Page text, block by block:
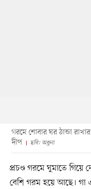
গরমে শোবার ঘর ঠান্ডা
দীপ
ছবি: অধুনা
প্রচণ্ড গরমে ঘুমাতে গিয়ে
বেশি গরম হয়ে আছে। গা